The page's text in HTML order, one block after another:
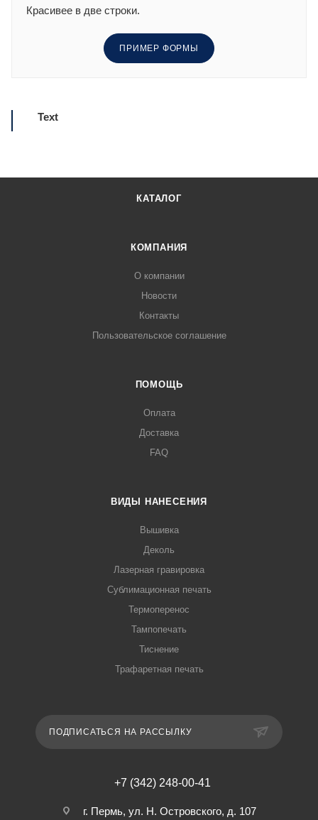
Красивее в две строки.
ПРИМЕР ФОРМЫ
Text
КАТАЛОГ
КОМПАНИЯ
О компании
Новости
Контакты
Пользовательское соглашение
ПОМОЩЬ
Оплата
Доставка
FAQ
ВИДЫ НАНЕСЕНИЯ
Вышивка
Деколь
Лазерная гравировка
Сублимационная печать
Термоперенос
Тампопечать
Тиснение
Трафаретная печать
ПОДПИСАТЬСЯ НА РАССЫЛКУ
+7 (342) 248-00-41
г. Пермь, ул. Н. Островского, д. 107